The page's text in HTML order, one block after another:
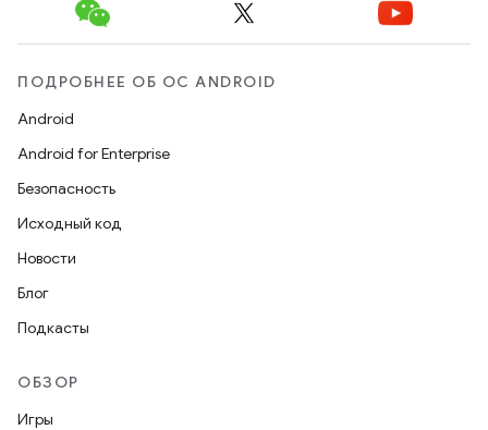
ПОДРОБНЕЕ ОБ ОС ANDROID
Android
Android for Enterprise
Безопасность
Исходный код
Новости
Блог
Подкасты
ОБЗОР
Игры